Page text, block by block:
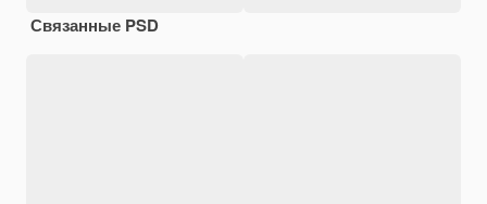
Связанные PSD